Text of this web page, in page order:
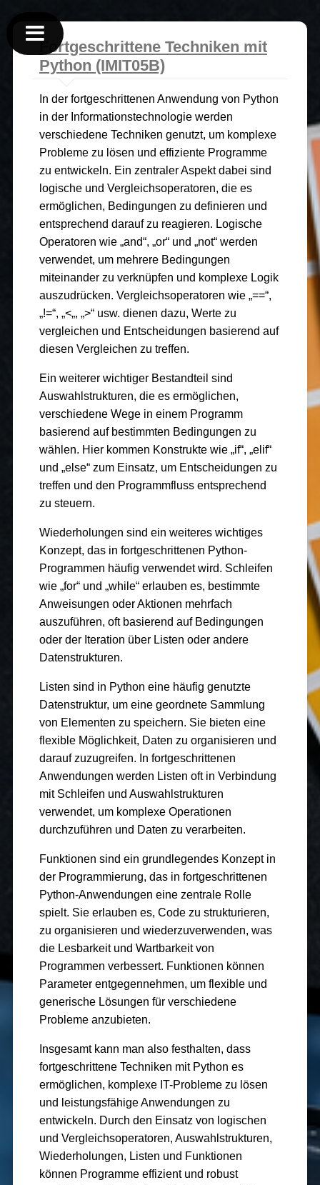
Fortgeschrittene Techniken mit
Python (IMIT05B)
In der fortgeschrittenen Anwendung von Python
in der Informationstechnologie werden
verschiedene Techniken genutzt, um komplexe
Probleme zu lösen und effiziente Programme
zu entwickeln. Ein zentraler Aspekt dabei sind
logische und Vergleichsoperatoren, die es
ermöglichen, Bedingungen zu definieren und
entsprechend darauf zu reagieren. Logische
Operatoren wie „and“, „or“ und „not“ werden
verwendet, um mehrere Bedingungen
miteinander zu verknüpfen und komplexe Logik
auszudrücken. Vergleichsoperatoren wie „==“,
„!=“, „<„, „>“ usw. dienen dazu, Werte zu
vergleichen und Entscheidungen basierend auf
diesen Vergleichen zu treffen.
Ein weiterer wichtiger Bestandteil sind
Auswahlstrukturen, die es ermöglichen,
verschiedene Wege in einem Programm
basierend auf bestimmten Bedingungen zu
wählen. Hier kommen Konstrukte wie „if“, „elif“
und „else“ zum Einsatz, um Entscheidungen zu
treffen und den Programmfluss entsprechend
zu steuern.
Wiederholungen sind ein weiteres wichtiges
Konzept, das in fortgeschrittenen Python-
Programmen häufig verwendet wird. Schleifen
wie „for“ und „while“ erlauben es, bestimmte
Anweisungen oder Aktionen mehrfach
auszuführen, oft basierend auf Bedingungen
oder der Iteration über Listen oder andere
Datenstrukturen.
Listen sind in Python eine häufig genutzte
Datenstruktur, um eine geordnete Sammlung
von Elementen zu speichern. Sie bieten eine
flexible Möglichkeit, Daten zu organisieren und
darauf zuzugreifen. In fortgeschrittenen
Anwendungen werden Listen oft in Verbindung
mit Schleifen und Auswahlstrukturen
verwendet, um komplexe Operationen
durchzuführen und Daten zu verarbeiten.
Funktionen sind ein grundlegendes Konzept in
der Programmierung, das in fortgeschrittenen
Python-Anwendungen eine zentrale Rolle
spielt. Sie erlauben es, Code zu strukturieren,
zu organisieren und wiederzuverwenden, was
die Lesbarkeit und Wartbarkeit von
Programmen verbessert. Funktionen können
Parameter entgegennehmen, um flexible und
generische Lösungen für verschiedene
Probleme anzubieten.
Insgesamt kann man also festhalten, dass
fortgeschrittene Techniken mit Python es
ermöglichen, komplexe IT-Probleme zu lösen
und leistungsfähige Anwendungen zu
entwickeln. Durch den Einsatz von logischen
und Vergleichsoperatoren, Auswahlstrukturen,
Wiederholungen, Listen und Funktionen
können Programme effizient und robust